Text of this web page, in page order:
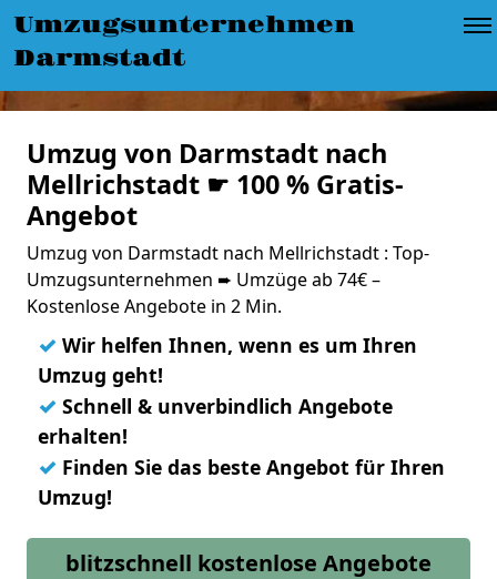
Umzugsunternehmen
Darmstadt
Umzug von Darmstadt nach
Mellrichstadt ☛ 100 % Gratis-
Angebot
Umzug von Darmstadt nach Mellrichstadt : Top-
Umzugsunternehmen ➨ Umzüge ab 74€ –
Kostenlose Angebote in 2 Min.
✓ Wir helfen Ihnen, wenn es um Ihren
Umzug geht!
✓ Schnell & unverbindlich Angebote
erhalten!
✓ Finden Sie das beste Angebot für Ihren
Umzug!
blitzschnell kostenlose Angebote